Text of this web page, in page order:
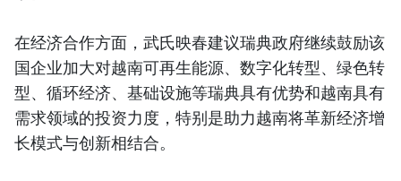
在经济合作方面，武氏映春建议瑞典政府继续鼓励该
国企业加大对越南可再生能源、数字化转型、绿色转
型、循环经济、基础设施等瑞典具有优势和越南具有
需求领域的投资力度，特别是助力越南将革新经济增
长模式与创新相结合。